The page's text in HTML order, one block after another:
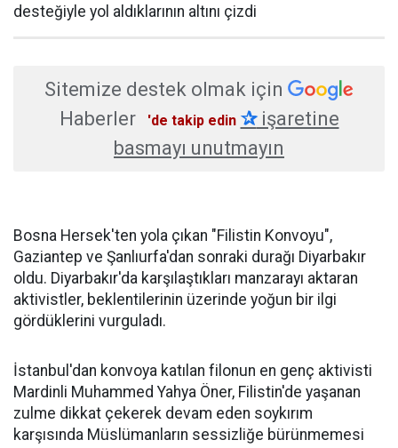
desteğiyle yol aldıklarının altını çizdi
Sitemize destek olmak için
Haberler
'de takip edin ✰işaretine
basmayı unutmayın
Bosna Hersek'ten yola çıkan "Filistin Konvoyu",
Gaziantep ve Şanlıurfa'dan sonraki durağı Diyarbakır
oldu. Diyarbakır'da karşılaştıkları manzarayı aktaran
aktivistler, beklentilerinin üzerinde yoğun bir ilgi
gördüklerini vurguladı.
İstanbul'dan konvoya katılan filonun en genç aktivisti
Mardinli Muhammed Yahya Öner, Filistin'de yaşanan
zulme dikkat çekerek devam eden soykırım
karşısında Müslümanların sessizliğe bürünmemesi